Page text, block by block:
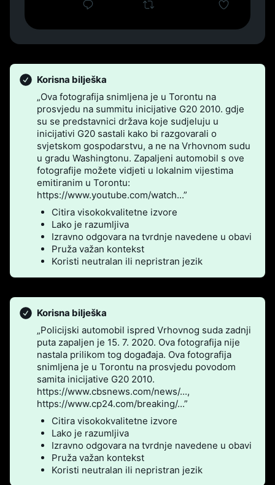
Korisna bilješka
„Ova fotografija snimljena je u Torontu na
prosvjedu na summitu inicijative G20 2010. gdje
su se predstavnici država koje sudjeluju u
inicijativi G20 sastali kako bi razgovarali o
svjetskom gospodarstvu, a ne na Vrhovnom sudu
u gradu Washingtonu. Zapaljeni automobil s ove
fotografije možete vidjeti u lokalnim vijestima
emitiranim u Torontu:
https://www.youtube.com/watch...”
Citira visokokvalitetne izvore
Lako je razumljiva
Izravno odgovara na tvrdnje navedene u obavi
Pruža važan kontekst
Koristi neutralan ili nepristran jezik
Korisna bilješka
„Policijski automobil ispred Vrhovnog suda zadnji
puta zapaljen je 15. 7. 2020. Ova fotografija nije
nastala prilikom tog događaja. Ova fotografija
snimljena je u Torontu na prosvjedu povodom
samita inicijative G20 2010.
https://www.cbsnews.com/news/...,
https://www.cp24.com/breaking/...”
Citira visokokvalitetne izvore
Lako je razumljiva
Izravno odgovara na tvrdnje navedene u obavi
Pruža važan kontekst
Koristi neutralan ili nepristran jezik